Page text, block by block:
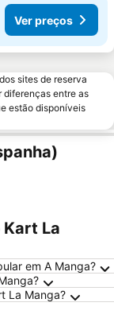
Ver preços
sites de reserva
diferenças entre as
estão disponíveis
La
em A Manga?
La Manga?